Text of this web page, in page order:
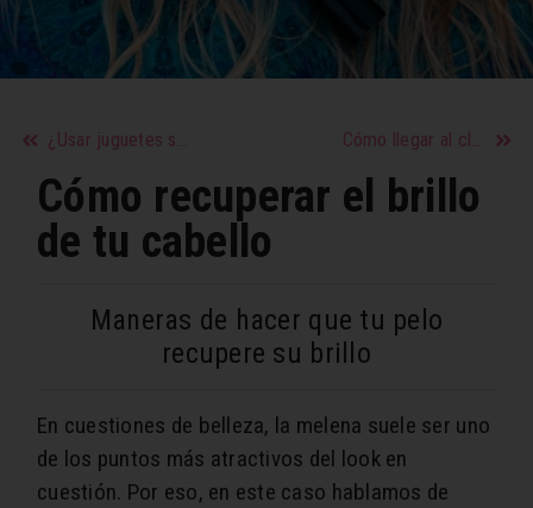
¿Usar juguetes sexuales? ¡Sí, pero con precaución! Cómo llegar al clímax y acelerar el orgasmo femenino
Cómo recuperar el brillo
de tu cabello
Maneras de hacer que tu pelo
recupere su brillo
En cuestiones de belleza, la melena suele ser uno
de los puntos más atractivos del look en
cuestión. Por eso, en este caso hablamos de